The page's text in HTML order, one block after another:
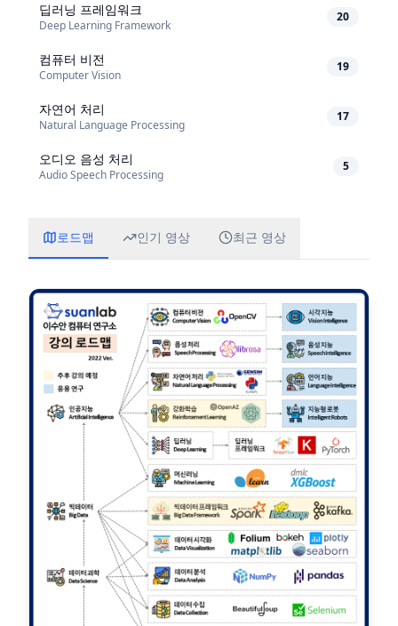
딥러닝 프레임워크
Deep Learning Framework
20
컴퓨터 비전
Computer Vision
19
자연어 처리
Natural Language Processing
17
오디오 음성 처리
Audio Speech Processing
5
로드맵 인기 영상 최근 영상